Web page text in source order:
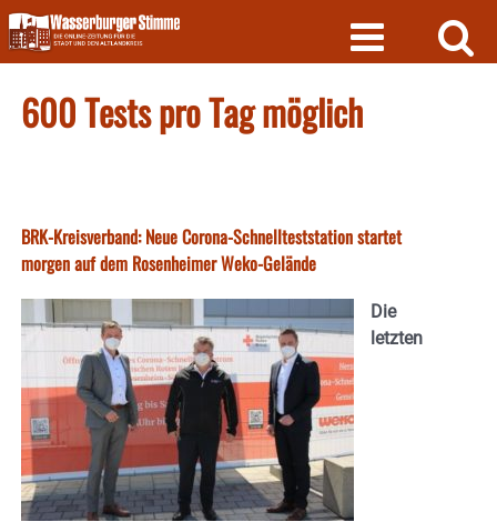
Skip
to
content
600 Tests pro Tag möglich
BRK-Kreisverband: Neue Corona-Schnellteststation startet
morgen auf dem Rosenheimer Weko-Gelände
Die
letzten